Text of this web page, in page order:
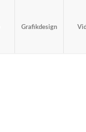
Grafikdesign